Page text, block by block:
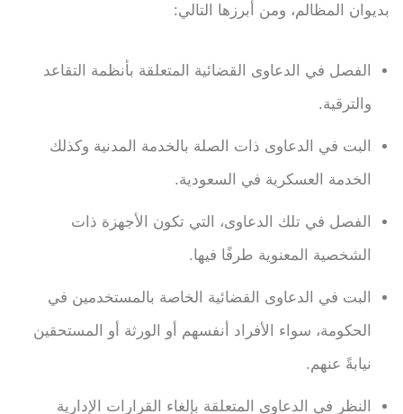
بديوان المظالم، ومن أبرزها التالي:
الفصل في الدعاوى القضائية المتعلقة بأنظمة التقاعد
والترقية.
البت في الدعاوى ذات الصلة بالخدمة المدنية وكذلك
الخدمة العسكرية في السعودية.
الفصل في تلك الدعاوى، التي تكون الأجهزة ذات
الشخصية المعنوية طرفًا فيها.
البت في الدعاوى القضائية الخاصة بالمستخدمين في
الحكومة، سواء الأفراد أنفسهم أو الورثة أو المستحقين
نيابةً عنهم.
النظر في الدعاوى المتعلقة بإلغاء القرارات الإدارية